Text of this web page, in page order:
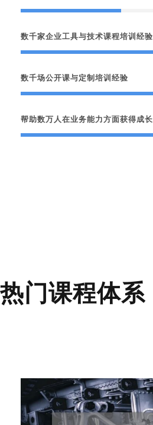
数千家企业工具与技术课程培训经验
数千场公开课与定制培训经验
帮助数万人在业务能力方面获得成长
热门课程体系